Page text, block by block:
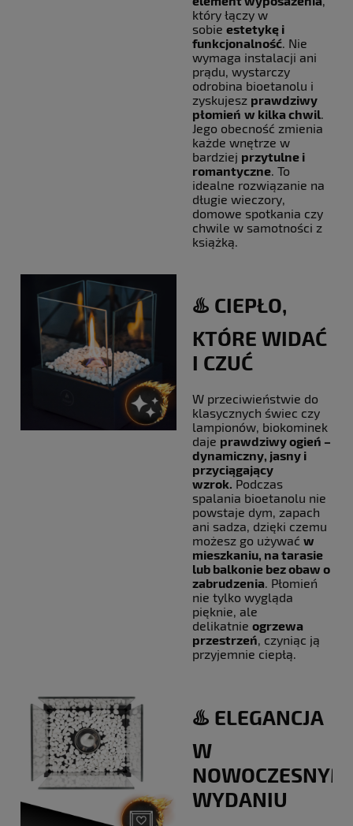
który łączy w
sobie estetykę i
funkcjonalność. Nie
wymaga instalacji ani
prądu, wystarczy
odrobina bioetanolu i
zyskujesz prawdziwy
płomień w kilka chwil.
Jego obecność zmienia
każde wnętrze w
bardziej przytulne i
romantyczne. To
idealne rozwiązanie na
długie wieczory,
domowe spotkania czy
chwile w samotności z
książką.
♨️ CIEPŁO,
KTÓRE WIDAĆ
I CZUĆ
W przeciwieństwie do
klasycznych świec czy
lampionów, biokominek
daje prawdziwy ogień –
dynamiczny, jasny i
przyciągający
wzrok. Podczas
spalania bioetanolu nie
powstaje dym, zapach
ani sadza, dzięki czemu
możesz go używać w
mieszkaniu, na tarasie
lub balkonie bez obaw o
zabrudzenia . Płomień
nie tylko wygląda
pięknie, ale
delikatnie ogrzewa
przestrzeń , czyniąc ją
przyjemnie ciepłą.
♨️ ELEGANCJA
W
NOWOCZESNYM
WYDANIU